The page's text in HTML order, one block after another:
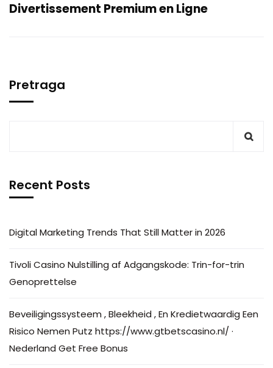
Divertissement Premium en Ligne
Pretraga
Recent Posts
Digital Marketing Trends That Still Matter in 2026
Tivoli Casino Nulstilling af Adgangskode: Trin-for-trin
Genoprettelse
Beveiligingssysteem , Bleekheid , En Kredietwaardig Een
Risico Nemen Putz https://www.gtbetscasino.nl/ ·
Nederland Get Free Bonus